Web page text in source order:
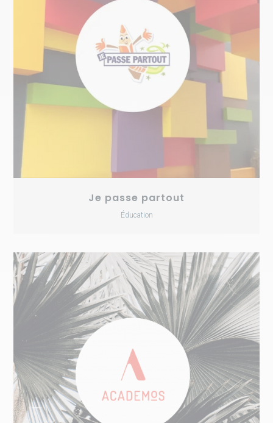
Je passe partout
Éducation